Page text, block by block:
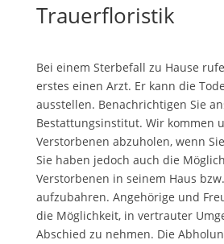
Trauerfloristik
Bei einem Sterbefall zu Hause
erstes einen Arzt. Er kann die
ausstellen. Benachrichtigen Sie
Bestattungsinstitut. Wir kommen
Verstorbenen abzuholen, wenn
Sie haben jedoch auch die
Verstorbenen in seinem Haus
aufzubahren. Angehörige und
die Möglichkeit, in vertrauter
Abschied zu nehmen. Die